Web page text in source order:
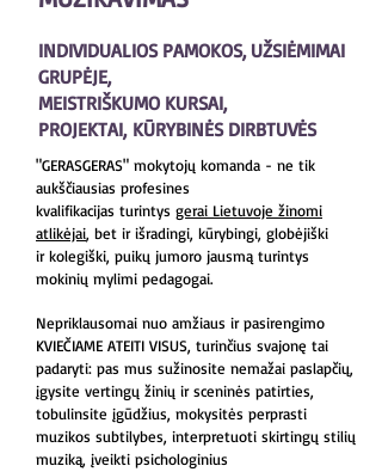
INDIVIDUALIOS PAMOKOS, UŽSIĖMIMAI
GRUPĖJE,
MEISTRIŠKUMO KURSAI,
PROJEKTAI, KŪRYBINĖS DIRBTUVĖS
"GERASGERAS" mokytojų komanda - ne tik
aukščiausias profesines
kvalifikacijas turintys gerai Lietuvoje žinomi
atlikėjai, bet ir išradingi, kūrybingi, globėjiški
ir kolegiški, puikų jumoro jausmą turintys
mokinių mylimi pedagogai.
Nepriklausomai nuo amžiaus ir pasirengimo
KVIEČIAME ATEITI VISUS, turinčius svajonę tai
padaryti: pas mus sužinosite nemažai paslapčių,
įgysite vertingų žinių ir sceninės patirties,
tobulinsite įgūdžius, mokysitės perprasti
muzikos subtilybes, interpretuoti skirtingų stilių
muziką, įveikti psichologinius